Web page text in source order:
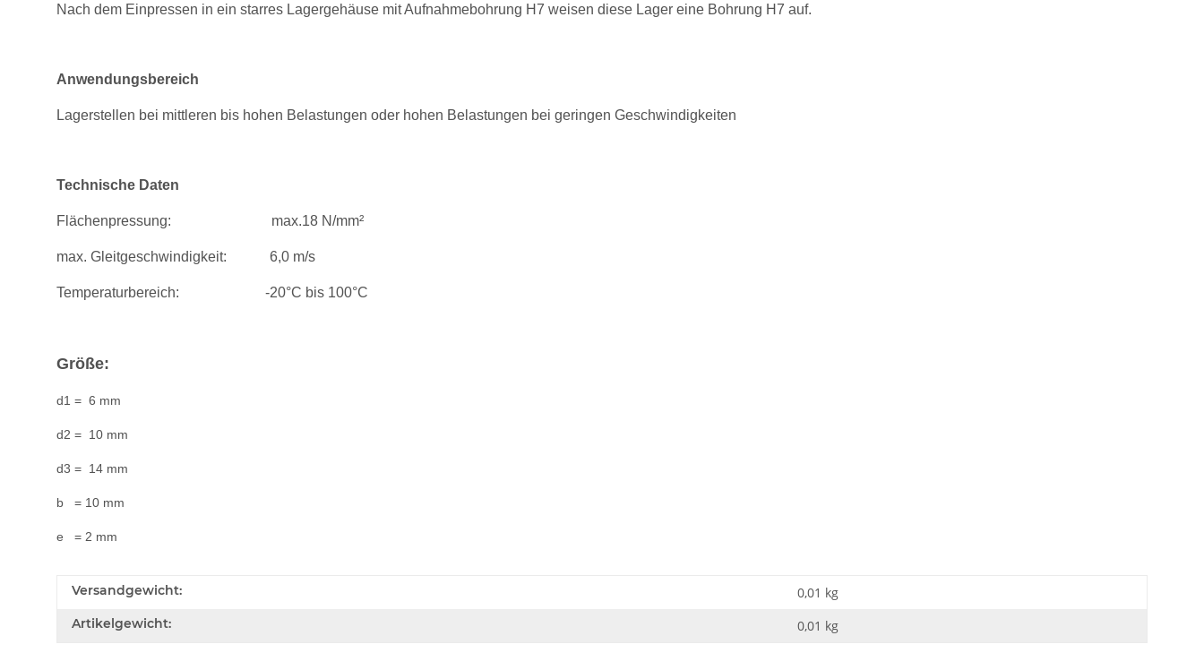
Nach dem Einpressen in ein starres Lagergehäuse mit Aufnahmebohrung H7 weisen diese Lager eine Bohrung H7 auf.
Anwendungsbereich
Lagerstellen bei mittleren bis hohen Belastungen oder hohen Belastungen bei geringen Geschwindigkeiten
Technische Daten
Flächenpressung: max.18 N/mm²
max. Gleitgeschwindigkeit: 6,0 m/s
Temperaturbereich: -20°C bis 100°C
Größe:
d1 = 6 mm
d2 = 10 mm
d3 = 14 mm
b = 10 mm
e = 2 mm
Versandgewicht: 0,01 kg
Artikelgewicht: 0,01 kg